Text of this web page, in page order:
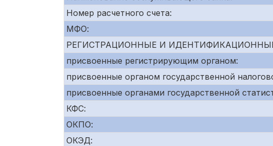
Номер расчетного счета:
МФО:
РЕГИСТРАЦИОННЫЕ И
присвоенные регистрирующим органом:
присвоенные органом государственной
присвоенные органами государственной
КФС:
ОКПО:
ОКЭД: